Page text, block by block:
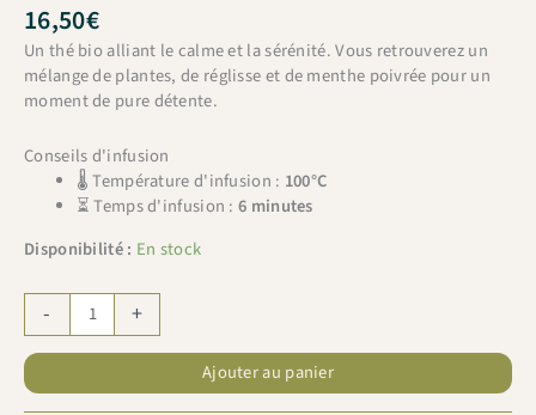
16,50€
Un thé bio alliant le calme et la sérénité. Vous retrouverez un
mélange de plantes, de réglisse et de menthe poivrée pour un
moment de pure détente.
Conseils d'infusion
🌡 Température d'infusion : 100°C
⏳ Temps d'infusion :6 minutes
Disponibilité : En stock
-
de
Kusmi
tea
+
Ajouter au panier